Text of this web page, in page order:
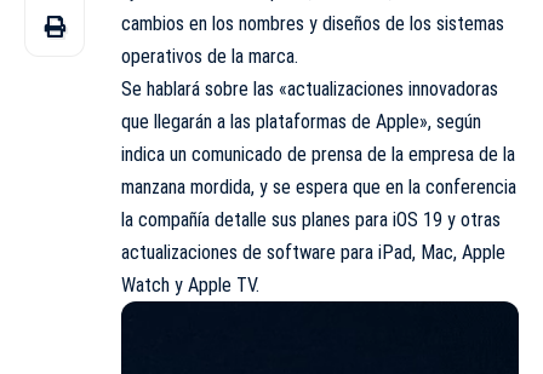
cambios en los nombres y diseños de los sistemas
operativos de la marca.
Se hablará sobre las «actualizaciones innovadoras
que llegarán a las plataformas de Apple», según
indica un comunicado de prensa de la empresa de la
manzana mordida, y se espera que en la conferencia
la compañía detalle sus planes para iOS 19 y otras
actualizaciones de software para iPad, Mac, Apple
Watch y Apple TV.